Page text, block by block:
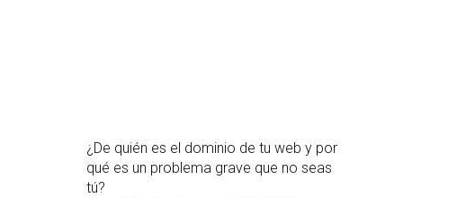
¿De quién es el dominio de tu web y por
qué es un problema grave que no seas
tú?